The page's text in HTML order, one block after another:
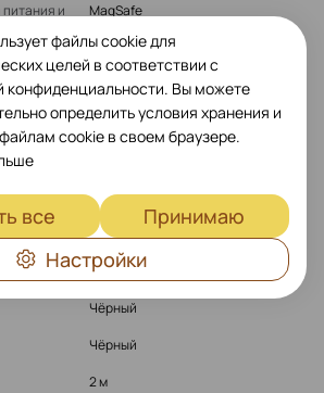
и
MagSafe
Поддержка стандарта Qi
Магнитная монтажная система
Складной
15 Вт
Да
Чёрный
Чёрный
2 м
файлы cookie для
целей в соответствии с
конфиденциальности. Вы можете
определить условия хранения и
cookie в своем браузере.
все
Принимаю
Настройки